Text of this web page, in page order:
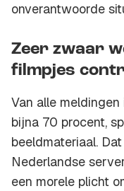
onverantwoorde
Zeer zwaar
filmpjes
Van alle
bijna 70 procent,
beeldmateriaal.
Nederlandse
een morele plicht